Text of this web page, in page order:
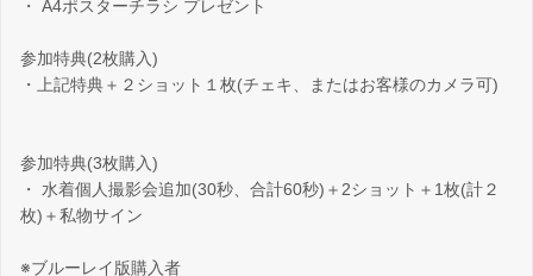
・ A4ポスターチラシ プレゼント
参加特典(2枚購入)
・上記特典＋２ショット１枚(チェキ、またはお客様のカメラ可)
参加特典(3枚購入)
・ 水着個人撮影会追加(30秒、合計60秒)＋2ショット＋1枚(計２
枚)＋私物サイン
※ブルーレイ版購入者